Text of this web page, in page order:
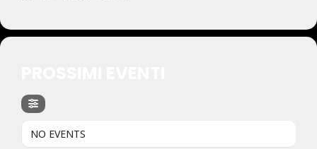
NO EVENTS